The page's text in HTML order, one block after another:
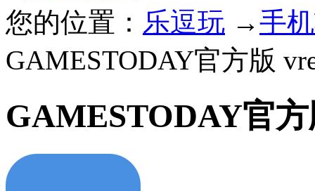
您的位置： 乐逗玩 →手
GAMESTODAY官方版
GAMESTODAY官方